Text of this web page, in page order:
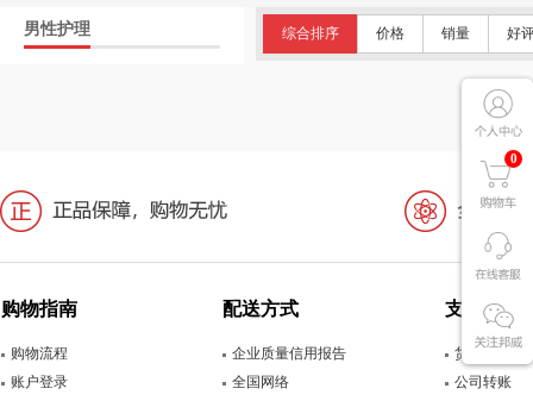
0
男性护理 综合排序 价格 销量 好
购物指南
购物流程
账户登录
配送方式
企业质量信用报告
全国网络
支付方式
货到付款
公司转账